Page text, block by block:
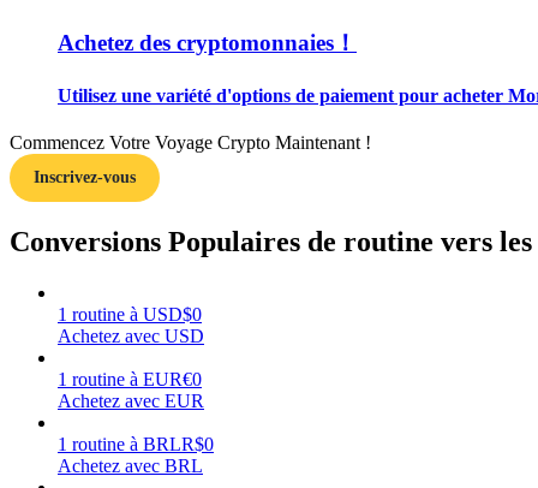
Guide
Stratégies de trading
Apprenez à rester rentable
Achetez des cryptomonnaies！
Utilisez une variété d'options de paiement pour acheter
Commencez Votre Voyage Crypto Maintenant !
Inscrivez-vous
Conversions Populaires de routine vers
1 routine à USD$0
Achetez avec USD
1 routine à EUR€0
Achetez avec EUR
1 routine à BRLR$0
Achetez avec BRL